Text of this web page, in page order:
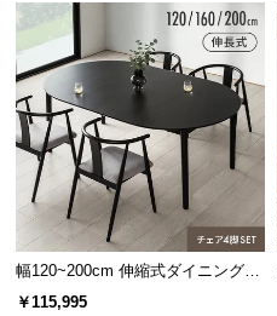
つ
て
サ
ポ
ー
幅120~200cm 伸縮式ダイニング5
点セット
￥115,995